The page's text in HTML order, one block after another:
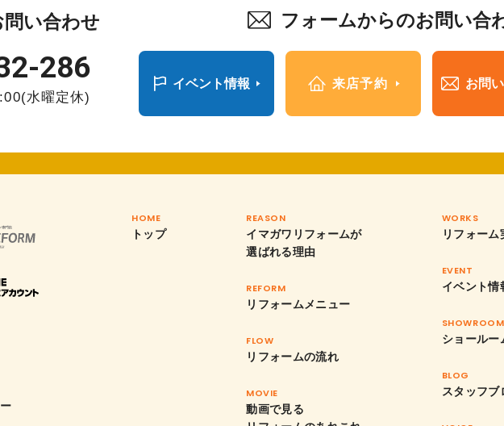
い合わせ
286
水曜定休)
フォームからのお問い合
イベント情報 来店予約 お問
HOME
トップ
REASON
イマガワリフォームが
選ばれる理由
REFORM
リフォームメニュー
FLOW
リフォームの流れ
MOVIE
動画で見る
WORKS
リフォーム
EVENT
イベント情
SHOWROOM
ショールー
BLOG
スタッフブ